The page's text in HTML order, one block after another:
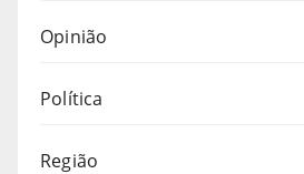
Opinião
Política
Região